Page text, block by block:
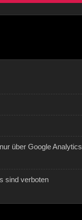
über Google Analytics
sind verboten